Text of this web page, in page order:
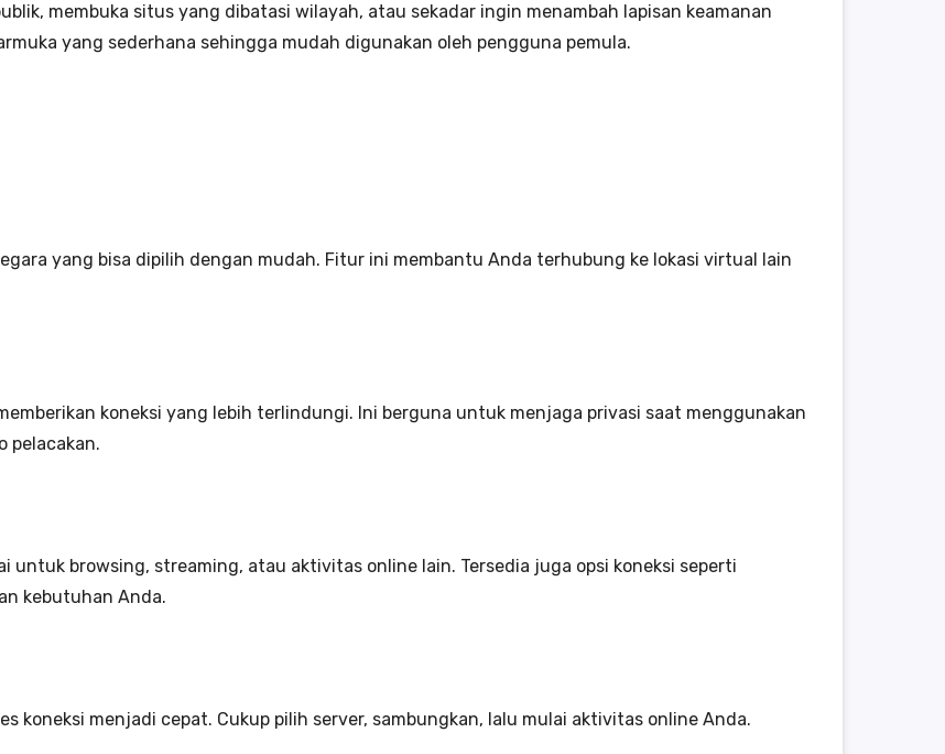
membuka situs yang dibatasi wilayah, atau sekadar ingin menambah lapisan keamanan
yang sederhana sehingga mudah digunakan oleh pengguna pemula.
yang bisa dipilih dengan mudah. Fitur ini membantu Anda terhubung ke lokasi virtual lain
koneksi yang lebih terlindungi. Ini berguna untuk menjaga privasi saat menggunakan
pelacakan.
untuk browsing, streaming, atau aktivitas online lain. Tersedia juga opsi koneksi seperti
kebutuhan Anda.
koneksi menjadi cepat. Cukup pilih server, sambungkan, lalu mulai aktivitas online Anda.